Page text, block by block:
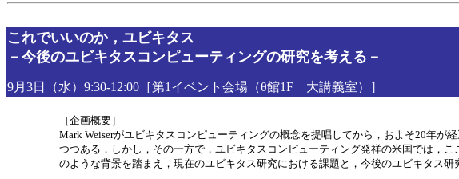
これでいいのか，ユビキタス
－今後のユビキタスコンピューティングの研究を考える－
9月3日（水）9:30-12:00［第1イベント会場（θ館1F 大講義室）］
［企画概要］
Mark Weiserがユビキタスコンピューティングの概念を提唱してから，およそ20年
つつある．しかし，その一方で，ユビキタスコンピューティング発祥の米国では，
のような背景を踏まえ，現在のユビキタス研究における課題と，今後のユビキタス